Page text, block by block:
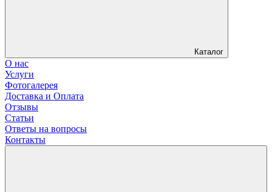
Каталог
О нас
Услуги
Фотогалерея
Доставка и Оплата
Отзывы
Статьи
Ответы на вопросы
Контакты